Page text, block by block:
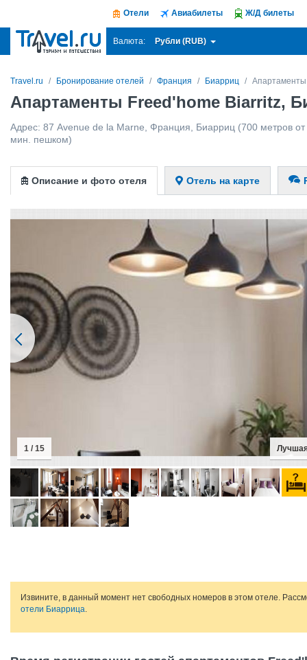
Отели Авиабилеты Ж/Д билеты
Валюта: Рубли (RUB)
Travel.ru Бронирование отелей Франция Биарриц Апартаменты
Апартаменты Freed'home Biarritz,
Адрес: 87 Avenue de la Marne Франция Биарриц (700 метров
мин. пешком)
Описание и фото отеля Отель на карте
1 / 15
Извините, в данный момент нет свободных номеров в этом отеле.
отели Биаррица.